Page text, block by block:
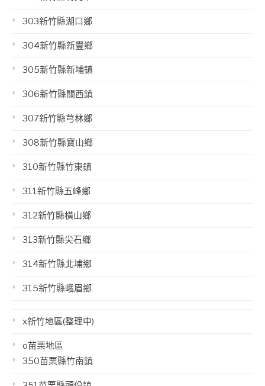
303新竹縣湖口鄉
304新竹縣新豐鄉
305新竹縣新埔鎮
306新竹縣關西鎮
307新竹縣芎林鄉
308新竹縣寶山鄉
310新竹縣竹東鎮
311新竹縣五峰鄉
312新竹縣橫山鄉
313新竹縣尖石鄉
314新竹縣北埔鄉
315新竹縣峨眉鄉
x新竹地區(整理中)
o苗栗地區
350苗栗縣竹南鎮